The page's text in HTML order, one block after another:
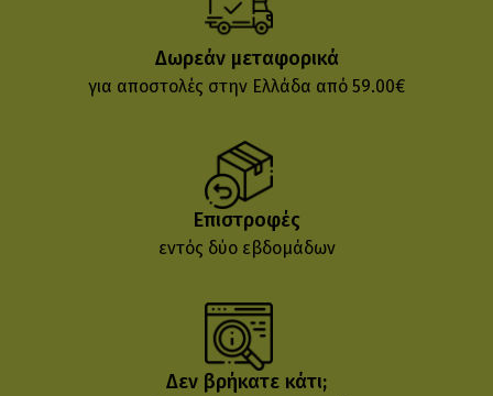
Δωρεάν μεταφορικά
για αποστολές στην Ελλάδα από 59.00€
Επιστροφές
εντός δύο εβδομάδων
Δεν βρήκατε κάτι;